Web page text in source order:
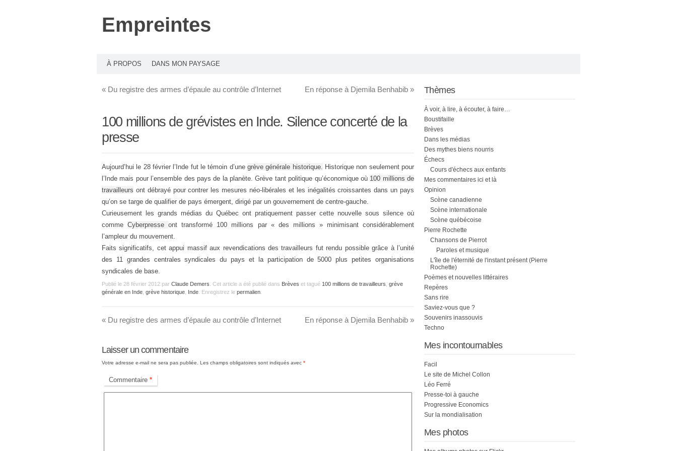
Empreintes
À PROPOS DANS MON PAYSAGE
« Du registre des armes d’épaule au contrôle d’Internet En réponse à Djemila Benhabib »
100 millions de grévistes en Inde. Silence concerté de la
presse
Aujourd’hui le 28 février l’Inde fut le témoin d’une grève générale historique. Historique non seulement pour
l’Inde mais pour l’ensemble des pays de la planète. Grève tant politique qu’économique où 100 millions de
travailleurs ont débrayé pour contrer les mesures néo-libérales et les inégalités croissantes dans un pays
qu’on se targe de qualifier de pays émergent, dirigé par un gouvernement de centre-gauche.
Curieusement les grands médias du Québec ont pratiquement passer cette nouvelle sous silence où
commeCyberpresseont transformé 100 millions par « des millions » minimisant considérablement
l’ampleur du mouvement.
Faits significatifs, cet appui massif aux revendications des travailleurs fut rendu possible grâce à l’unité
des 11 grandes centrales syndicales du pays et la participation de 5000 plus petites organisations
syndicales de base.
Publié le 28 février 2012 par Claude Demers . Cet article a été publié dans Brèves et tagué 100 millions de travailleurs grève
générale en Inde grève historique Inde . Enregistrez le permalien
« Du registre des armes d’épaule au contrôle d’Internet En réponse à Djemila Benhabib »
Laisser un commentaire
Votre adresse e-mail ne sera pas publiée. Les champs obligatoires sont indiqués avec *
Commentaire *
Thèmes
À voir, à lire, à écouter, à faire…
Boustifaille
Brèves
Dans les médias
Des mythes biens nourris
Échecs
Cours d'échecs aux enfants
Mes commentaires ici et là
Opinion
Scène canadienne
Scène internationale
Scène québécoise
Pierre Rochette
Chansons de Pierrot
Paroles et musique
L'île de l'éternité de l'instant présent (Pierre
Rochette)
Poèmes et nouvelles littéraires
Repères
Sans rire
Saviez-vous que ?
Souvenirs inassouvis
Techno
Mes incontournables
Facil
Le site de Michel Collon
Léo Ferré
Presse-toi à gauche
Progressive Economics
Sur la mondialisation
Mes photos